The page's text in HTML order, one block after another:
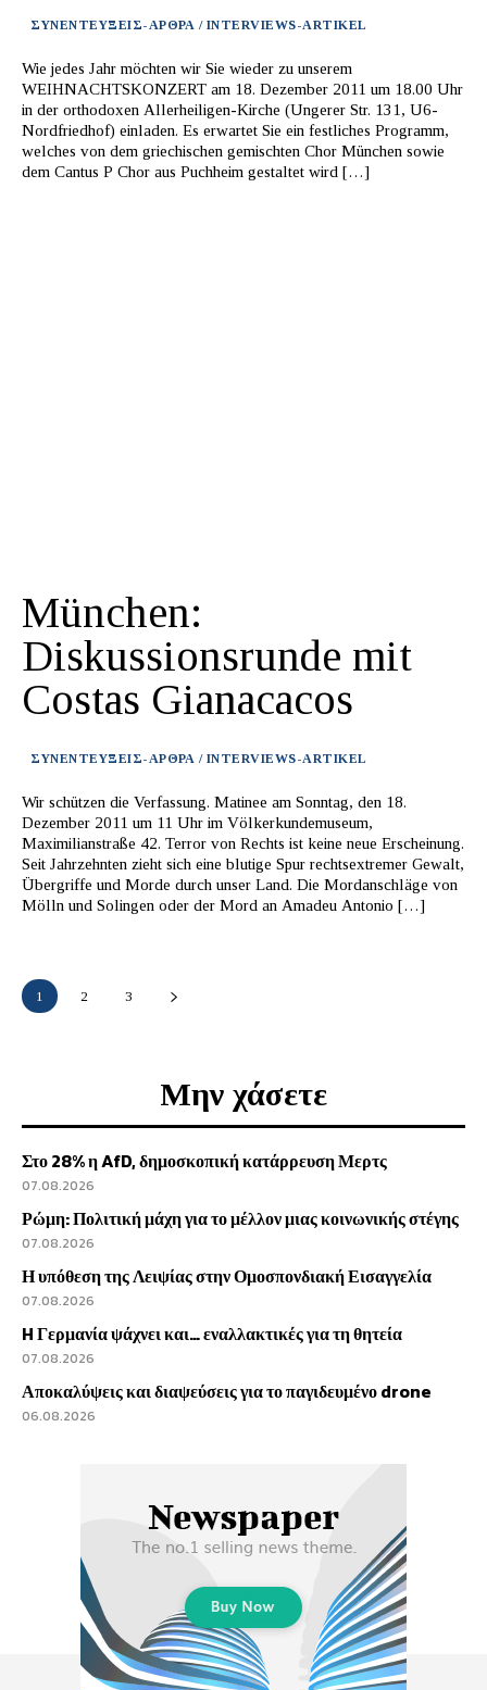
ΣΥΝΕΝΤΕΥΞΕΙΣ-ΑΡΘΡΑ / INTERVIEWS-ARTIKEL
Wie jedes Jahr möchten wir Sie wieder zu unserem
WEIHNACHTSKONZERT am 18. Dezember 2011 um 18.00 Uhr
in der orthodoxen Allerheiligen-Kirche (Ungerer Str. 131, U6-
Nordfriedhof) einladen. Es erwartet Sie ein festliches Programm,
welches von dem griechischen gemischten Chor München sowie
dem Cantus P Chor aus Puchheim gestaltet wird […]
München:
Diskussionsrunde mit
Costas Gianacacos
ΣΥΝΕΝΤΕΥΞΕΙΣ-ΑΡΘΡΑ / INTERVIEWS-ARTIKEL
Wir schützen die Verfassung. Matinee am Sonntag, den 18.
Dezember 2011 um 11 Uhr im Völkerkundemuseum,
Maximilianstraße 42. Terror von Rechts ist keine neue Erscheinung.
Seit Jahrzehnten zieht sich eine blutige Spur rechtsextremer Gewalt,
Übergriffe und Morde durch unser Land. Die Mordanschläge von
Mölln und Solingen oder der Mord an Amadeu Antonio […]
1 2 3
Μην χάσετε
Στο 28% η AfD, δημοσκοπική κατάρρευση Μερτς
07.08.2026
Ρώμη: Πολιτική μάχη για το μέλλον μιας κοινωνικής στέγης
07.08.2026
Η υπόθεση της Λειψίας στην Ομοσπονδιακή Εισαγγελία
07.08.2026
H Γερμανία ψάχνει και… εναλλακτικές για τη θητεία
07.08.2026
Αποκαλύψεις και διαψεύσεις για το παγιδευμένο drone
06.08.2026